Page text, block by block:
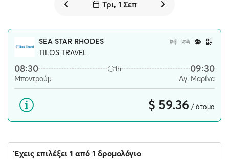
Τρι, 1 Σεπ
SEA STAR RHODES
TILOS TRAVEL
08:30 1h 09:30
Μποντρούμ Αγ. Μαρίνα
$ 59.36 / άτομο
Έχεις επιλέξει 1 από 1 δρομολόγιο